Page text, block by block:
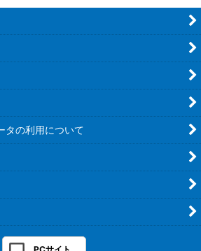
タの利用について